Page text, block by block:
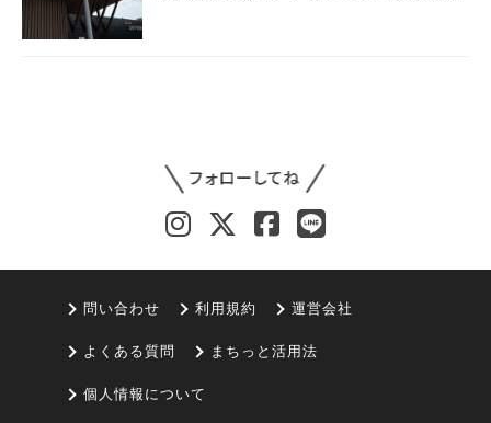
問い合わせ 利用規約 運営会社
よくある質問 まちっと活用法
個人情報について